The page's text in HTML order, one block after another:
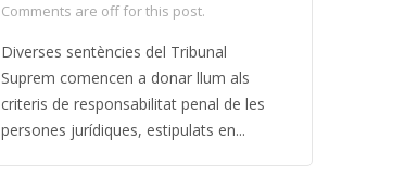
Comments are off for this post.
Diverses sentències del Tribunal
Suprem comencen a donar llum als
criteris de responsabilitat penal de les
persones jurídiques, estipulats en...